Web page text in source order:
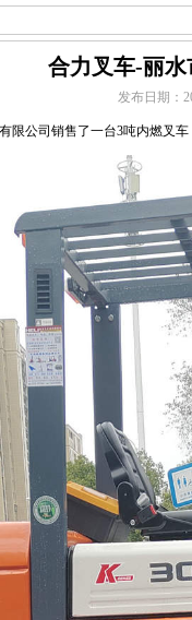
合力叉车-丽
发布日期：
公司销售了一台3吨内燃叉车